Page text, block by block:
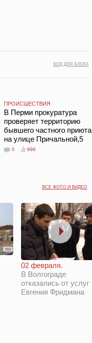
КОД ДЛЯ БЛОГА
ПРОИСШЕСТВИЯ
В Перми прокуратура
проверяет территорию
бывшего частного приюта
на улице Причальной,5
0 996
ВСЕ ФОТО И ВИДЕО
02 февраля.
В Волгограде
отказались от услуг
Евгения Фридмана